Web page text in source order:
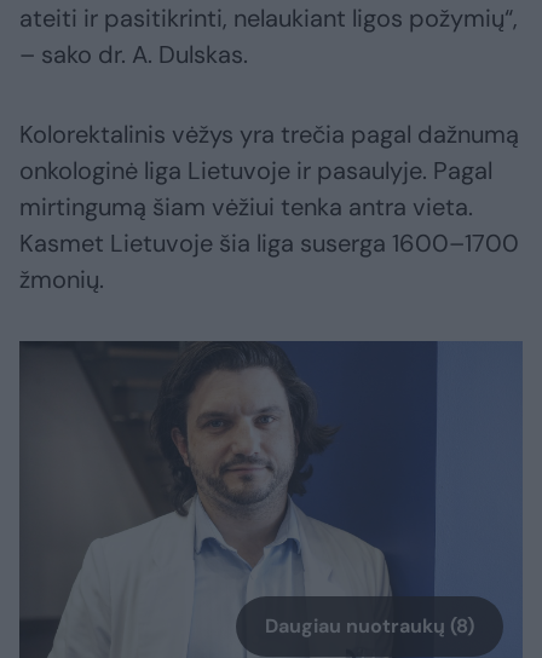
ateiti ir pasitikrinti, nelaukiant ligos požymių“,
– sako dr. A. Dulskas.
Kolorektalinis vėžys yra trečia pagal dažnumą
onkologinė liga Lietuvoje ir pasaulyje. Pagal
mirtingumą šiam vėžiui tenka antra vieta.
Kasmet Lietuvoje šia liga suserga 1600–1700
žmonių.
Daugiau nuotraukų (8)